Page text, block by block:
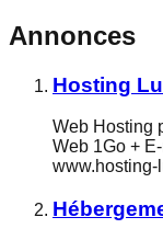
Annonces
Hosting
Web Hosting
Web 1Go +
www.hosting-